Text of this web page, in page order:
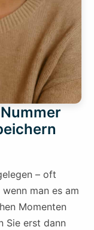
– oft
man es am
Momenten
Sie erst dann